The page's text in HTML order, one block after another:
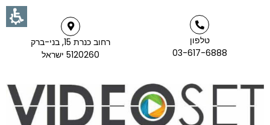
טלפון
03-617-6888
רחוב כנרת 15, בני-ברק
5120260 ישראל